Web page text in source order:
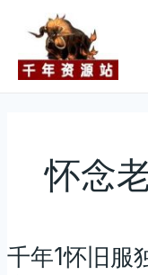
怀念
千年1怀旧服
千
年